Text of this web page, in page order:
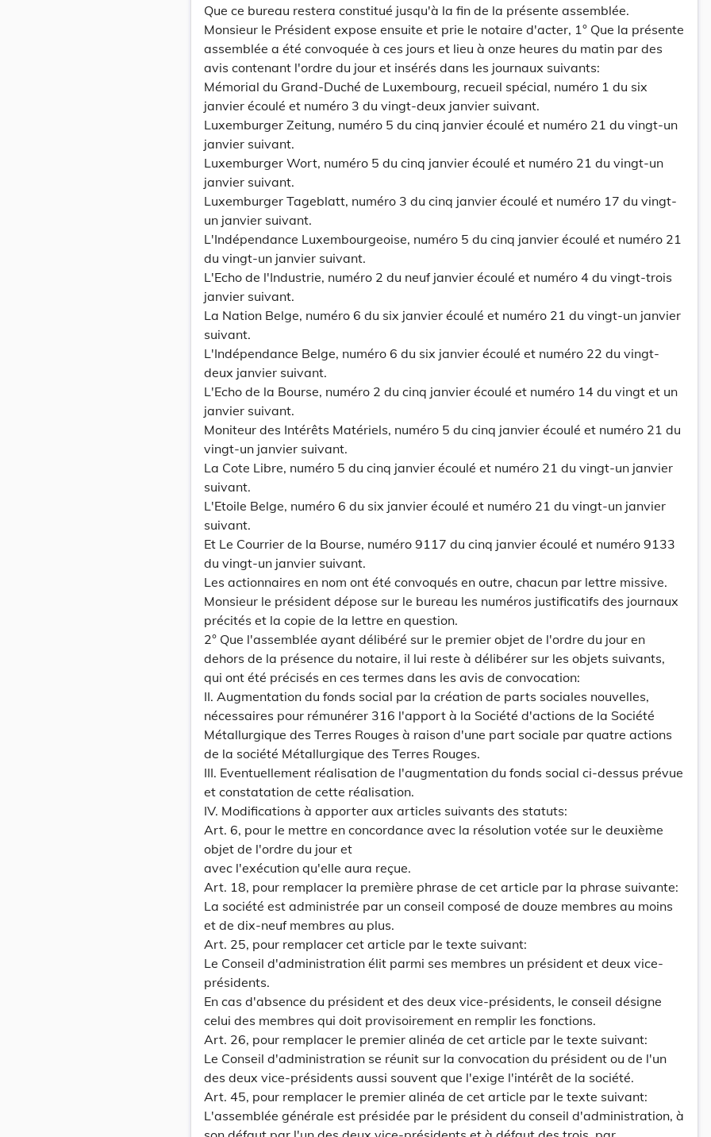
Que ce bureau restera constitué jusqu'à la fin de la présente assemblée.
Monsieur le Président expose ensuite et prie le notaire d'acter, 1° Que la présente
assemblée a été convoquée à ces jours et lieu à onze heures du matin par des
avis contenant l'ordre du jour et insérés dans les journaux suivants:
Mémorial du Grand-Duché de Luxembourg, recueil spécial, numéro 1 du six
janvier écoulé et numéro 3 du vingt-deux janvier suivant.
Luxemburger Zeitung, numéro 5 du cinq janvier écoulé et numéro 21 du vingt-un
janvier suivant.
Luxemburger Wort, numéro 5 du cinq janvier écoulé et numéro 21 du vingt-un
janvier suivant.
Luxemburger Tageblatt, numéro 3 du cinq janvier écoulé et numéro 17 du vingt-
un janvier suivant.
L'Indépendance Luxembourgeoise, numéro 5 du cinq janvier écoulé et numéro 21
du vingt-un janvier suivant.
L'Echo de l'Industrie, numéro 2 du neuf janvier écoulé et numéro 4 du vingt-trois
janvier suivant.
La Nation Belge, numéro 6 du six janvier écoulé et numéro 21 du vingt-un janvier
suivant.
L'Indépendance Belge, numéro 6 du six janvier écoulé et numéro 22 du vingt-
deux janvier suivant.
L'Echo de la Bourse, numéro 2 du cinq janvier écoulé et numéro 14 du vingt et un
janvier suivant.
Moniteur des Intérêts Matériels, numéro 5 du cinq janvier écoulé et numéro 21 du
vingt-un janvier suivant.
La Cote Libre, numéro 5 du cinq janvier écoulé et numéro 21 du vingt-un janvier
suivant.
L'Etoile Belge, numéro 6 du six janvier écoulé et numéro 21 du vingt-un janvier
suivant.
Et Le Courrier de la Bourse, numéro 9117 du cinq janvier écoulé et numéro 9133
du vingt-un janvier suivant.
Les actionnaires en nom ont été convoqués en outre, chacun par lettre missive.
Monsieur le président dépose sur le bureau les numéros justificatifs des journaux
précités et la copie de la lettre en question.
2° Que l'assemblée ayant délibéré sur le premier objet de l'ordre du jour en
dehors de la présence du notaire, il lui reste à délibérer sur les objets suivants,
qui ont été précisés en ces termes dans les avis de convocation:
II. Augmentation du fonds social par la création de parts sociales nouvelles,
nécessaires pour rémunérer 316 l'apport à la Société d'actions de la Société
Métallurgique des Terres Rouges à raison d'une part sociale par quatre actions
de la société Métallurgique des Terres Rouges.
III. Eventuellement réalisation de l'augmentation du fonds social ci-dessus prévue
et constatation de cette réalisation.
IV. Modifications à apporter aux articles suivants des statuts:
Art. 6, pour le mettre en concordance avec la résolution votée sur le deuxième
objet de l'ordre du jour et
avec l'exécution qu'elle aura reçue.
Art. 18, pour remplacer la première phrase de cet article par la phrase suivante:
La société est administrée par un conseil composé de douze membres au moins
et de dix-neuf membres au plus.
Art. 25, pour remplacer cet article par le texte suivant:
Le Conseil d'administration élit parmi ses membres un président et deux vice-
présidents.
En cas d'absence du président et des deux vice-présidents, le conseil désigne
celui des membres qui doit provisoirement en remplir les fonctions.
Art. 26, pour remplacer le premier alinéa de cet article par le texte suivant:
Le Conseil d'administration se réunit sur la convocation du président ou de l'un
des deux vice-présidents aussi souvent que l'exige l'intérêt de la société.
Art. 45, pour remplacer le premier alinéa de cet article par le texte suivant:
L'assemblée générale est présidée par le président du conseil d'administration, à